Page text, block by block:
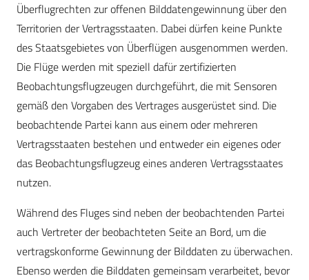
Überflugrechten zur offenen Bilddatengewinnung über den
Territorien der Vertragsstaaten. Dabei dürfen keine Punkte
des Staatsgebietes von Überflügen ausgenommen werden.
Die Flüge werden mit speziell dafür zertifizierten
Beobachtungsflugzeugen durchgeführt, die mit Sensoren
gemäß den Vorgaben des Vertrages ausgerüstet sind. Die
beobachtende Partei kann aus einem oder mehreren
Vertragsstaaten bestehen und entweder ein eigenes oder
das Beobachtungsflugzeug eines anderen Vertragsstaates
nutzen.
Während des Fluges sind neben der beobachtenden Partei
auch Vertreter der beobachteten Seite an Bord, um die
vertragskonforme Gewinnung der Bilddaten zu überwachen.
Ebenso werden die Bilddaten gemeinsam verarbeitet, bevor